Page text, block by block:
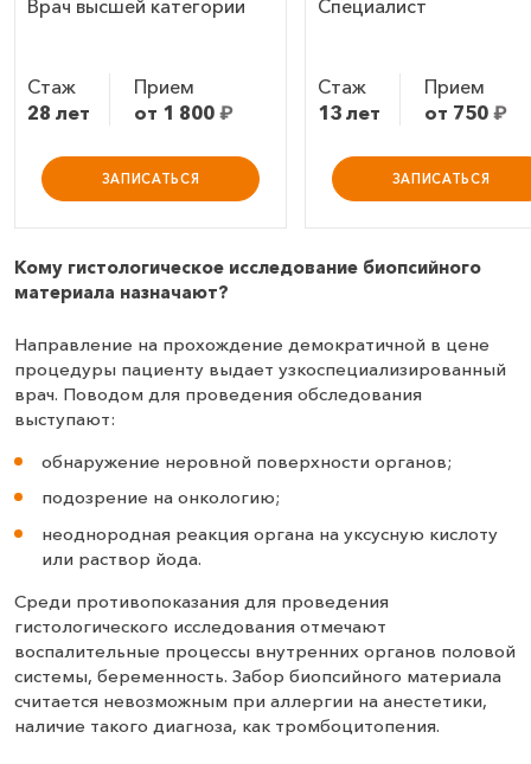
Врач высшей категории
Стаж
28 лет
Прием
от 1 800 ₽
ЗАПИСАТЬСЯ
Специалист
Стаж
13 лет
Прием
от 750 ₽
ЗАПИСАТЬСЯ
Кому гистологическое исследование биопсийного
материала назначают?
Направление на прохождение демократичной в цене
процедуры пациенту выдает узкоспециализированный
врач. Поводом для проведения обследования
выступают:
обнаружение неровной поверхности органов;
подозрение на онкологию;
неоднородная реакция органа на уксусную кислоту
или раствор йода.
Среди противопоказания для проведения
гистологического исследования отмечают
воспалительные процессы внутренних органов половой
системы, беременность. Забор биопсийного материала
считается невозможным при аллергии на анестетики,
наличие такого диагноза, как тромбоцитопения.